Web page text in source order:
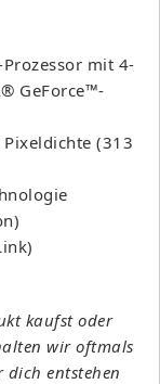
mit 4-
GeForce™-
(313
kaufst oder
wir oftmals
dich entstehen